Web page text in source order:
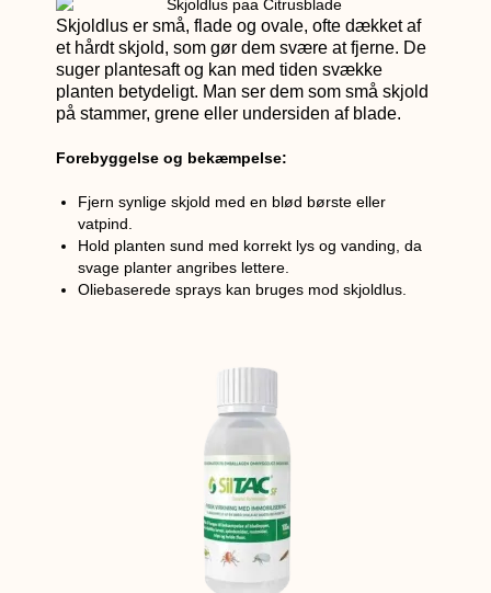
Skjoldlus er små, flade og ovale, ofte dækket af
et hårdt skjold, som gør dem svære at fjerne. De
suger plantesaft og kan med tiden svække
planten betydeligt. Man ser dem som små skjold
på stammer, grene eller undersiden af blade.
Forebyggelse og bekæmpelse:
Fjern synlige skjold med en blød børste eller
vatpind.
Hold planten sund med korrekt lys og vanding, da
svage planter angribes lettere.
Oliebaserede sprays kan bruges mod skjoldlus.